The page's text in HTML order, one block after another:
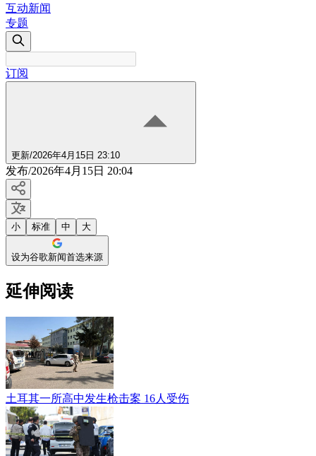
互动新闻
专题
订阅
更新/2026年4月15日 23:10
发布/2026年4月15日 20:04
小 标准 中 大
设为谷歌新闻首选来源
延伸阅读
土耳其一所高中发生枪击案 16人受伤